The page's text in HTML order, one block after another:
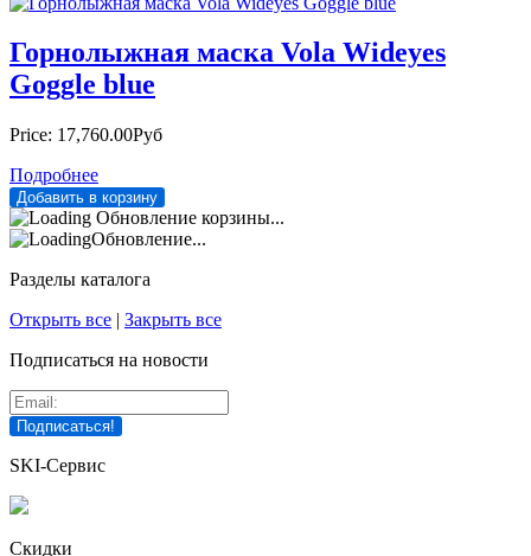
Горнолыжная маска Vola Wideyes
Goggle blue
Price: 17,760.00Руб
Подробнее
Обновление корзины...
Обновление...
Разделы каталога
Открыть все | Закрыть все
Подписаться на новости
SKI-Сервис
Скидки